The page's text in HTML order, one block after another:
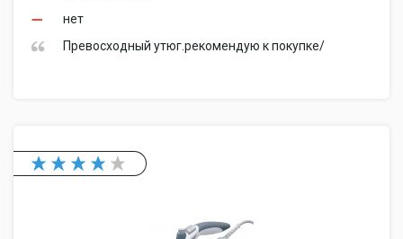
нет
Превосходный утюг.рекомендую к покупке/